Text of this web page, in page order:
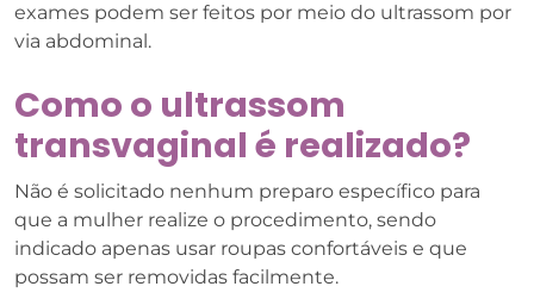
exames podem ser feitos por meio do ultrassom por
via abdominal.
Como o ultrassom
transvaginal é realizado?
Não é solicitado nenhum preparo específico para
que a mulher realize o procedimento, sendo
indicado apenas usar roupas confortáveis e que
possam ser removidas facilmente.